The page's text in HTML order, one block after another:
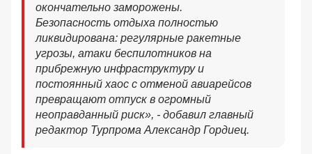
окончательно заморожены.
Безопасность отдыха полностью
ликвидирована: регулярные ракетные
угрозы, атаки беспилотников на
прибрежную инфраструктуру и
постоянный хаос с отменой авиарейсов
превращают отпуск в огромный
неоправданный риск», - добавил главный
редактор Турпрома Александр Гордиец.